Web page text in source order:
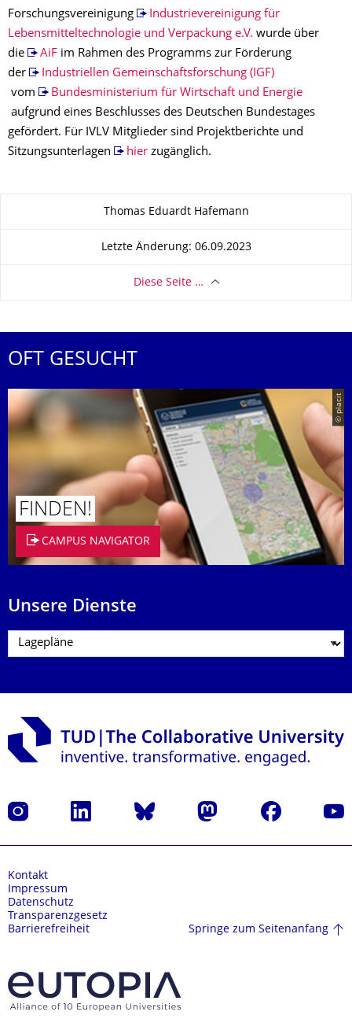
Forschungsvereinigung
Industrievereinigung für
Lebensmitteltechnologie und Verpackung e.V. wurde über
die
AiFim Rahmen des Programms zur Förderung
der
Industriellen Gemeinschaftsforschung (IGF)
vom
Bundesministerium für Wirtschaft und Energie
aufgrund eines Beschlusses des Deutschen Bundestages
gefördert. Für IVLV Mitglieder sind Projektberichte und
Sitzungsunterlagen
hier zugänglich.
Zu dieser SeiteThomas Eduardt Hafemann
Letzte Änderung: 06.09.2023
Diese Seite …
OFT GESUCHT
© placit
FINDEN!
CAMPUS NAVIGATOR
Unsere Dienste
Instagram LinkedIn Bluesky Mastodon Facebook
Kontakt
Impressum
Datenschutz
Transparenzgesetz
Barrierefreiheit
Springe zum Seitenanfang